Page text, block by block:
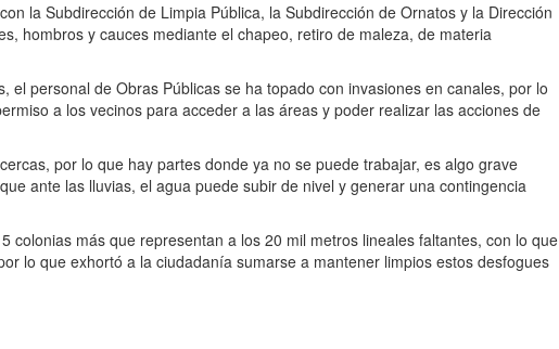
la Subdirección de Limpia Pública, la Subdirección de Ornatos y la Dirección
hombros y cauces mediante el chapeo, retiro de maleza, de materia
el personal de Obras Públicas se ha topado con invasiones en canales, por lo
a los vecinos para acceder a las áreas y poder realizar las acciones de
por lo que hay partes donde ya no se puede trabajar, es algo grave
ante las lluvias, el agua puede subir de nivel y generar una contingencia
colonias más que representan a los 20 mil metros lineales faltantes, con lo que
lo que exhortó a la ciudadanía sumarse a mantener limpios estos desfogues